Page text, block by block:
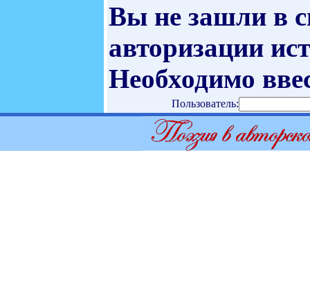
Вы не зашли в
авторизации
Необходимо
Пользователь: